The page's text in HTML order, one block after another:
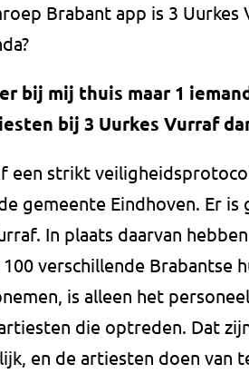
Brabant app is 3 Uurkes
bij mij thuis maar 1
bij 3 Uurkes Vurraf
een strikt
gemeente Eindhoven. Er is
In plaats daarvan
verschillende Brabantse
is alleen het
die optreden. Dat
en de artiesten doen van